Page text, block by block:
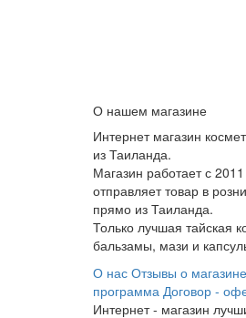
О нашем магазине
Интернет магазин
из Таиланда.
Магазин работает с 2011
отправляет товар в
прямо из Таиланда.
Только лучшая тайская
бальзамы, мази и
О нас Отзывы о магазине
программа Договор -
Интернет - магазин